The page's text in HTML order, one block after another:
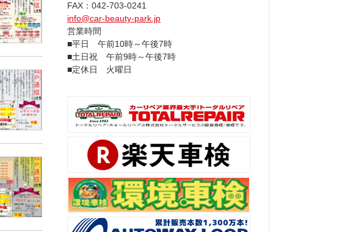
FAX：042-703-0241
info@car-beauty-park.jp
営業時間
■平日 午前10時～午後7時
■土日祝 午前9時～午後7時
■定休日 火曜日